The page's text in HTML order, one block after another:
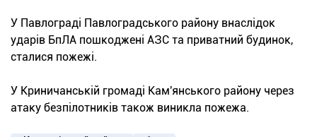
У Павлограді Павлоградського району внаслідок
ударів БпЛА пошкоджені АЗС та приватний будинок,
сталися пожежі.
У Криничанській громаді Кам'янського району через
атаку безпілотників також виникла пожежа.